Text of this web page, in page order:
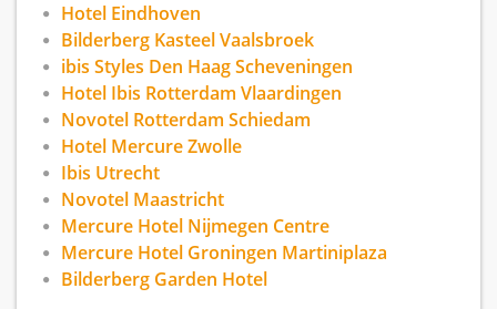
In Nederland hebben we op dit moment 22
hotels onderverdeeld in binnen 2 separate
Franchise formules; Bilderberg en Accor.
De 11 hotels binnen de Accor franchise formule
bestaan uit Mercure, Novotel, Ibis, Ibis Styles.
Daarnaast bestaat de Bilderberg formule uit 11
Bilderberg hotels
Voor uitgebreide informatie: zie
Hotel Eindhoven
Bilderberg Kasteel Vaalsbroek
ibis Styles Den Haag Scheveningen
Hotel Ibis Rotterdam Vlaardingen
Novotel Rotterdam Schiedam
Hotel Mercure Zwolle
Ibis Utrecht
Novotel Maastricht
Mercure Hotel Nijmegen Centre
Mercure Hotel Groningen Martiniplaza
Bilderberg Garden Hotel